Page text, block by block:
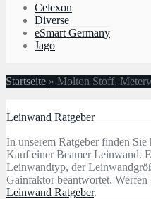
Celexon
Diverse
eSmart Germany
Jago
Startseite » Molton Stoff,
Leinwand Ratgeber
In unserem Ratgeber finden
Kauf einer Beamer Leinwand.
Leinwandtyp, der
Gainfaktor beantwortet.
Leinwand Ratgeber.